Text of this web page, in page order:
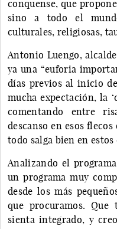
conquense, que
sino a todo el
culturales, religiosas,
Antonio Luengo,
ya una “euforia
días previos al inicio
mucha expectación, la
comentando entre
descanso en esos
todo salga bien en estos
Analizando el
un programa muy
desde los más
que procuramos.
sienta integrado, y